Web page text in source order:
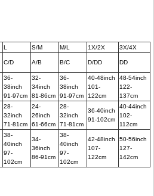
L S/M M/L 1X/2X
3X/4X
C/D A/B B/C D/DD DD
36-
38inch
91-97cm
32-
34inch
81-86cm
36-
38inch
91-97cm
40-48inch
101-
122cm
48-54inch
122-
137cm
28-
32inch
71-81cm
24-
26inch
61-66cm
28-
32inch
71-81cm
36-40inch
91-102cm
40-44inch
102-
112cm
38-
40inch
97-
102cm
34-
36inch
86-91cm
38-
40inch
97-
102cm
42-48inch
107-
122cm
50-56inch
127-
142cm